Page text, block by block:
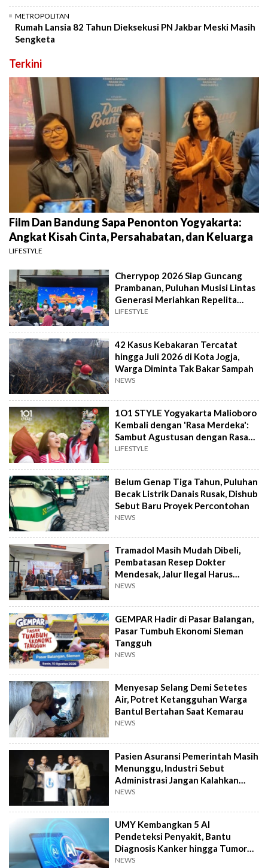
METROPOLITAN
Rumah Lansia 82 Tahun Dieksekusi PN Jakbar Meski Masih
Sengketa
Terkini
Film Dan Bandung Sapa Penonton Yogyakarta:
Angkat Kisah Cinta, Persahabatan, dan Keluarga
LIFESTYLE
Cherrypop 2026 Siap Guncang
Prambanan, Puluhan Musisi Lintas
Generasi Meriahkan Repelita
Musik
LIFESTYLE
42 Kasus Kebakaran Tercatat
hingga Juli 2026 di Kota Jogja,
Warga Diminta Tak Bakar Sampah
NEWS
1O1 STYLE Yogyakarta Malioboro
Kembali dengan 'Rasa Merdeka':
Sambut Agustusan dengan Rasa
dan Tawa
LIFESTYLE
Belum Genap Tiga Tahun, Puluhan
Becak Listrik Danais Rusak, Dishub
Sebut Baru Proyek Percontohan
NEWS
Tramadol Masih Mudah Dibeli,
Pembatasan Resep Dokter
Mendesak, Jalur Ilegal Harus
Distop
NEWS
GEMPAR Hadir di Pasar Balangan,
Pasar Tumbuh Ekonomi Sleman
Tangguh
NEWS
Menyesap Selang Demi Setetes
Air, Potret Ketangguhan Warga
Bantul Bertahan Saat Kemarau
NEWS
Pasien Asuransi Pemerintah Masih
Menunggu, Industri Sebut
Administrasi Jangan Kalahkan
Kemanusiaan
NEWS
UMY Kembangkan 5 AI
Pendeteksi Penyakit, Bantu
Diagnosis Kanker hingga Tumor
Otak Lebih Cepat
NEWS